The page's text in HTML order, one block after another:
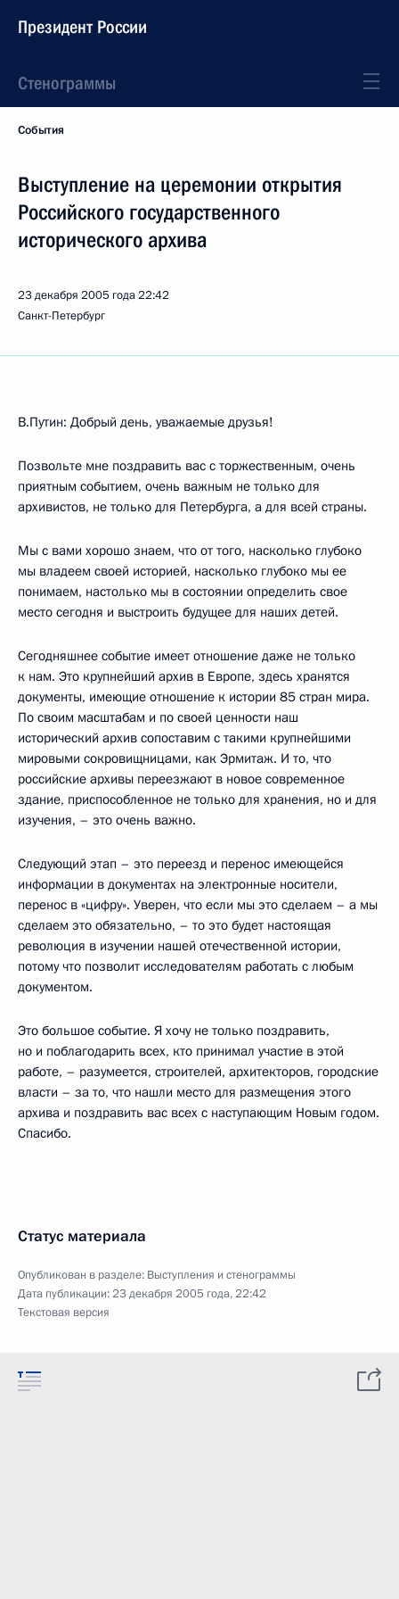
Президент России
Стенограммы
События
Выступление на церемонии открытия
Российского государственного
исторического архива
23 декабря 2005 года22:42
Санкт-Петербург
В.Путин: Добрый день, уважаемые друзья!
Позвольте мне поздравить вас с торжественным, очень
приятным событием, очень важным не только для
архивистов, не только для Петербурга, а для всей страны.
Мы с вами хорошо знаем, что от того, насколько глубоко
мы владеем своей историей, насколько глубоко мы ее
понимаем, настолько мы в состоянии определить свое
место сегодня и выстроить будущее для наших детей.
Сегодняшнее событие имеет отношение даже не только
к нам. Это крупнейший архив в Европе, здесь хранятся
документы, имеющие отношение к истории 85 стран мира.
По своим масштабам и по своей ценности наш
исторический архив сопоставим с такими крупнейшими
мировыми сокровищницами, как Эрмитаж. И то, что
российские архивы переезжают в новое современное
здание, приспособленное не только для хранения, но и для
изучения, – это очень важно.
Следующий этап – это переезд и перенос имеющейся
информации в документах на электронные носители,
перенос в «цифру». Уверен, что если мы это сделаем – а мы
сделаем это обязательно, – то это будет настоящая
революция в изучении нашей отечественной истории,
потому что позволит исследователям работать с любым
документом.
Это большое событие. Я хочу не только поздравить,
но и поблагодарить всех, кто принимал участие в этой
работе, – разумеется, строителей, архитекторов, городские
власти – за то, что нашли место для размещения этого
архива и поздравить вас всех с наступающим Новым годом.
Спасибо.
Статус материала
Опубликован в разделе: Выступления и стенограммы
Дата публикации:23 декабря 2005 года, 22:42
Текстовая версия